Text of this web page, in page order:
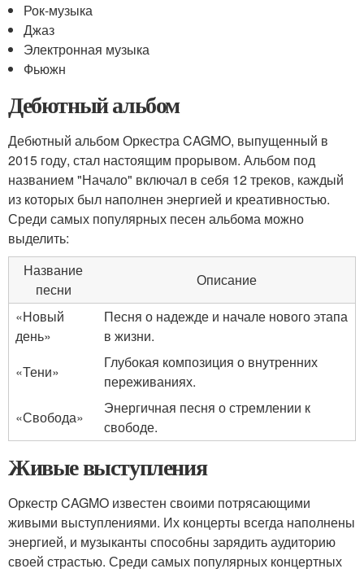
Рок-музыка
Джаз
Электронная музыка
Фьюжн
Дебютный альбом
Дебютный альбом Оркестра CAGMO, выпущенный в
2015 году, стал настоящим прорывом. Альбом под
названием "Начало" включал в себя 12 треков, каждый
из которых был наполнен энергией и креативностью.
Среди самых популярных песен альбома можно
выделить:
Название
песни
Описание
«Новый
день»
Песня о надежде и начале нового этапа
в жизни.
«Тени»
Глубокая композиция о внутренних
переживаниях.
«Свобода»
Энергичная песня о стремлении к
свободе.
Живые выступления
Оркестр CAGMO известен своими потрясающими
живыми выступлениями. Их концерты всегда наполнены
энергией, и музыканты способны зарядить аудиторию
своей страстью. Среди самых популярных концертных